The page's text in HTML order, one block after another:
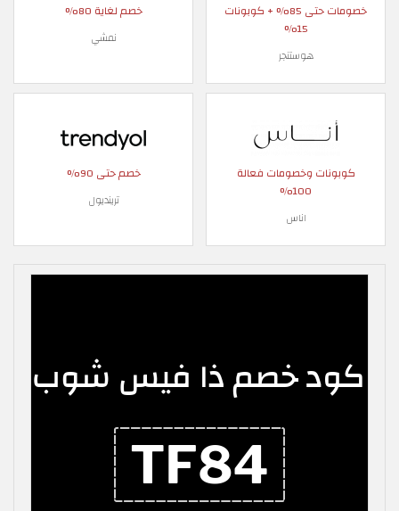
خصومات حتى 85% + كوبونات
15%
هوستنجر
خصم لغاية 80%
نمشي
كوبونات وخصومات فعالة
100%
اناس
خصم حتى 90%
ترينديول